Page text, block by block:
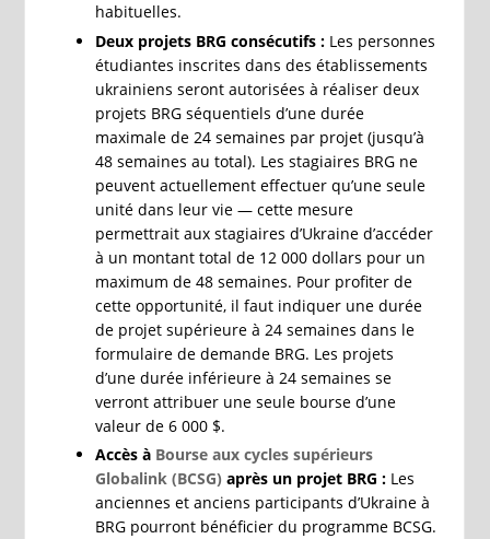
habituelles.
Deux projets BRG consécutifs :Les personnes
étudiantes inscrites dans des établissements
ukrainiens seront autorisées à réaliser deux
projets BRG séquentiels d’une durée
maximale de 24 semaines par projet (jusqu’à
48 semaines au total). Les stagiaires BRG ne
peuvent actuellement effectuer qu’une seule
unité dans leur vie — cette mesure
permettrait aux stagiaires d’Ukraine d’accéder
à un montant total de 12 000 dollars pour un
maximum de 48 semaines. Pour profiter de
cette opportunité, il faut indiquer une durée
de projet supérieure à 24 semaines dans le
formulaire de demande BRG. Les projets
d’une durée inférieure à 24 semaines se
verront attribuer une seule bourse d’une
valeur de 6 000 $.
Accès à Bourse aux cycles supérieurs
Globalink (BCSG) après un projet BRG :Les
anciennes et anciens participants d’Ukraine à
BRG pourront bénéficier du programme BCSG.